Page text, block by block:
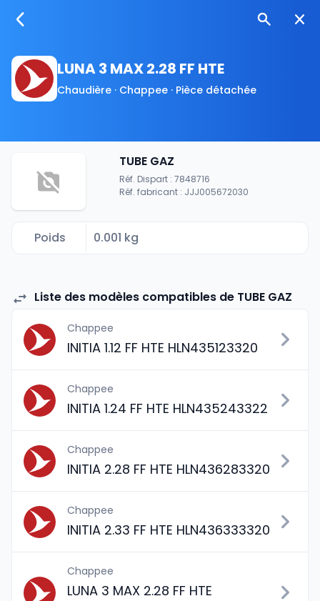
LUNA 3 MAX 2.28 FF HTE
Chaudière · Chappee · Pièce détachée
TUBE GAZ
Réf. Dispart : 7848716
Réf. fabricant : JJJ005672030
Poids 0.001 kg
Liste des modèles compatibles de TUBE GAZ
Chappee
INITIA 1.12 FF HTE HLN435123320
Chappee
INITIA 1.24 FF HTE HLN435243322
Chappee
INITIA 2.28 FF HTE HLN436283320
Chappee
INITIA 2.33 FF HTE HLN436333320
Chappee
LUNA 3 MAX 2.28 FF HTE